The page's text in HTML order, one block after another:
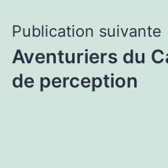
l’article
Publication suivante
Aventuriers du
de perception